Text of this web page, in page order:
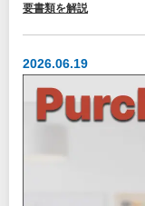
要書類を解説
2026.06.19